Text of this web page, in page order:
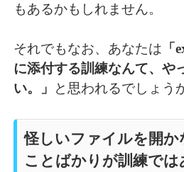
もあるかもしれません。
それでもなお、あなたは
に添付する訓練なんて、や
い。」
と思われるでしょう
怪しいファイルを開か
ことばかりが訓練では